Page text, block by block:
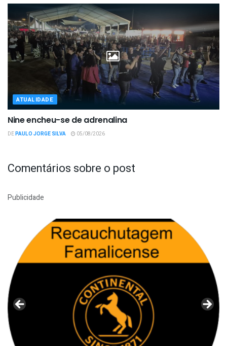
ATUALIDADE
Nine encheu-se de adrenalina
DEPAULO JORGE SILVA 05/08/2026
Comentários sobre o post
Publicidade